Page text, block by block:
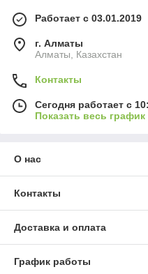
Работает с 03.01.2019
г. Алматы
Алматы, Казахстан
Контакты
Сегодня работает с
Показать весь
О нас
Контакты
Доставка и оплата
График работы